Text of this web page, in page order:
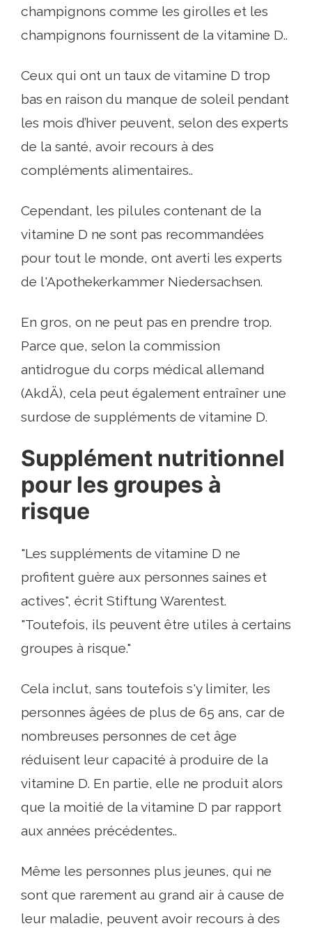
champignons comme les girolles et les
champignons fournissent de la vitamine D..
Ceux qui ont un taux de vitamine D trop
bas en raison du manque de soleil pendant
les mois d’hiver peuvent, selon des experts
de la santé, avoir recours à des
compléments alimentaires..
Cependant, les pilules contenant de la
vitamine D ne sont pas recommandées
pour tout le monde, ont averti les experts
de l'Apothekerkammer Niedersachsen.
En gros, on ne peut pas en prendre trop.
Parce que, selon la commission
antidrogue du corps médical allemand
(AkdÄ), cela peut également entraîner une
surdose de suppléments de vitamine D.
Supplément nutritionnel
pour les groupes à
risque
"Les suppléments de vitamine D ne
profitent guère aux personnes saines et
actives", écrit Stiftung Warentest.
"Toutefois, ils peuvent être utiles à certains
groupes à risque."
Cela inclut, sans toutefois s'y limiter, les
personnes âgées de plus de 65 ans, car de
nombreuses personnes de cet âge
réduisent leur capacité à produire de la
vitamine D. En partie, elle ne produit alors
que la moitié de la vitamine D par rapport
aux années précédentes..
Même les personnes plus jeunes, qui ne
sont que rarement au grand air à cause de
leur maladie, peuvent avoir recours à des